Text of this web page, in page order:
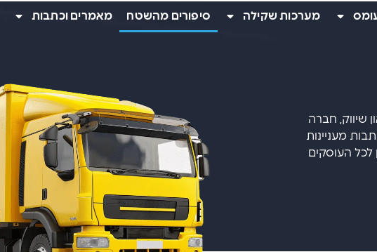
מערכות שקילה סיפורים מהשטח מאמרים וכתבות
שיווק, חברה
מעניינות
לכל העוסקים